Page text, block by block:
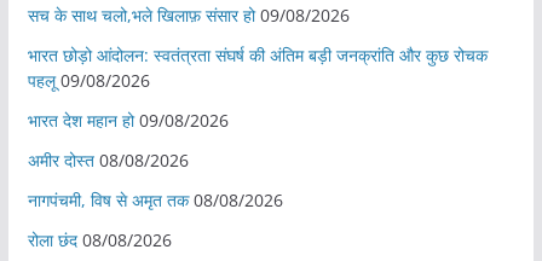
सच के साथ चलो,भले खिलाफ़ संसार हो 09/08/2026
भारत छोड़ो आंदोलन: स्वतंत्रता संघर्ष की अंतिम बड़ी जनक्रांति और कुछ रोचक
पहलू 09/08/2026
भारत देश महान हो 09/08/2026
अमीर दोस्त 08/08/2026
नागपंचमी, ​विष से अमृत तक 08/08/2026
रोला छंद 08/08/2026